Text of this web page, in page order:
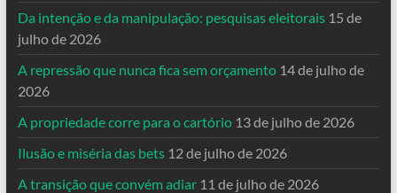
Da intenção e da manipulação: pesquisas eleitorais 15 de
julho de 2026
A repressão que nunca fica sem orçamento 14 de julho de
2026
A propriedade corre para o cartório 13 de julho de 2026
Ilusão e miséria das bets 12 de julho de 2026
A transição que convém adiar 11 de julho de 2026